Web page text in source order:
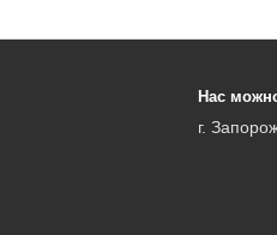
Нас
г.